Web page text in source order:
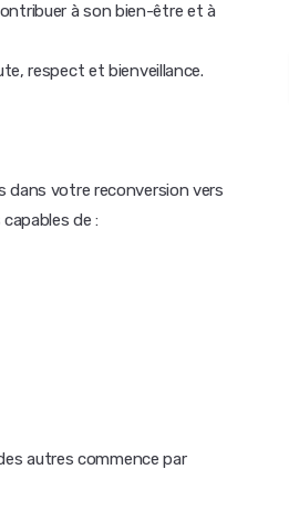
à son bien-être et à
respect et bienveillance.
dans votre reconversion vers
de :
autres commence par